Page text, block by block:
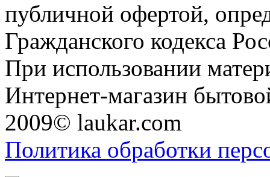
публичной офертой,
Гражданского кодекса
При использовании
Интернет-магазин
2009© laukar.com
Политика обработки